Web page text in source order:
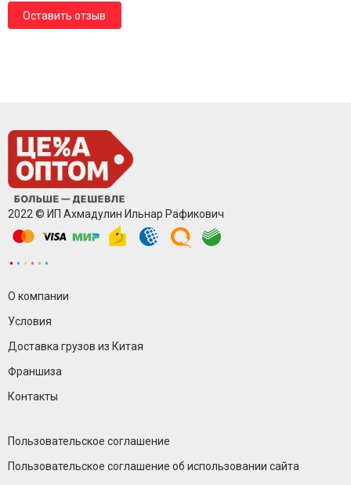
Оставить отзыв
2022 © ИП Ахмадулин Ильнар Рафикович
О компании
Условия
Доставка грузов из Китая
Франшиза
Контакты
Пользовательское соглашение
Пользовательское соглашение об использовании сайта